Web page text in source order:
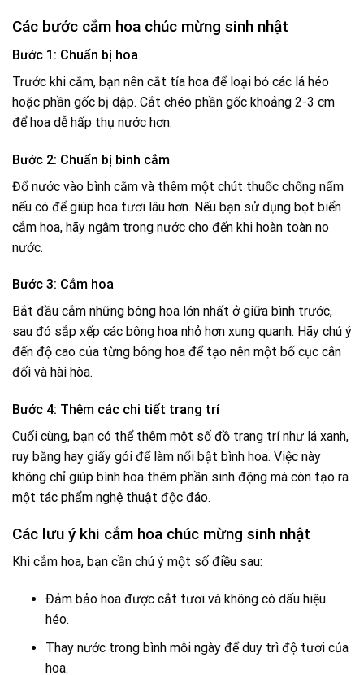
Các bước cắm hoa chúc mừng sinh nhật
Bước 1: Chuẩn bị hoa
Trước khi cắm, bạn nên cắt tỉa hoa để loại bỏ các lá héo
hoặc phần gốc bị dập. Cắt chéo phần gốc khoảng 2-3 cm
để hoa dễ hấp thụ nước hơn.
Bước 2: Chuẩn bị bình cắm
Đổ nước vào bình cắm và thêm một chút thuốc chống nấm
nếu có để giúp hoa tươi lâu hơn. Nếu bạn sử dụng bọt biển
cắm hoa, hãy ngâm trong nước cho đến khi hoàn toàn no
nước.
Bước 3: Cắm hoa
Bắt đầu cắm những bông hoa lớn nhất ở giữa bình trước,
sau đó sắp xếp các bông hoa nhỏ hơn xung quanh. Hãy chú ý
đến độ cao của từng bông hoa để tạo nên một bố cục cân
đối và hài hòa.
Bước 4: Thêm các chi tiết trang trí
Cuối cùng, bạn có thể thêm một số đồ trang trí như lá xanh,
ruy băng hay giấy gói để làm nổi bật bình hoa. Việc này
không chỉ giúp bình hoa thêm phần sinh động mà còn tạo ra
một tác phẩm nghệ thuật độc đáo.
Các lưu ý khi cắm hoa chúc mừng sinh nhật
Khi cắm hoa, bạn cần chú ý một số điều sau:
Đảm bảo hoa được cắt tươi và không có dấu hiệu
héo.
Thay nước trong bình mỗi ngày để duy trì độ tươi của
hoa.